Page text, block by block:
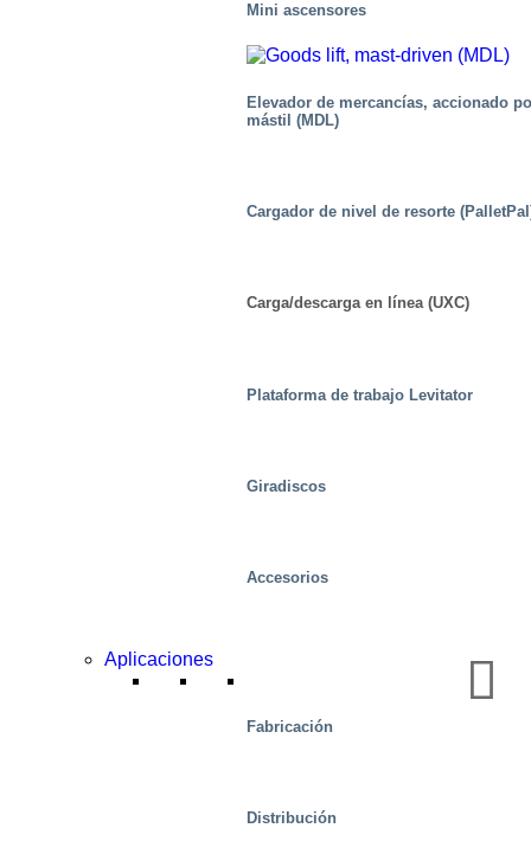
Automotor
Mini ascensores
Elevador de mercancías, accionado
mástil (MDL)
Cargador de nivel de resorte
Carga/descarga en línea (UXC)
Plataforma de trabajo Levitator
Giradiscos
Accesorios
Aplicaciones
Fabricación
Distribución